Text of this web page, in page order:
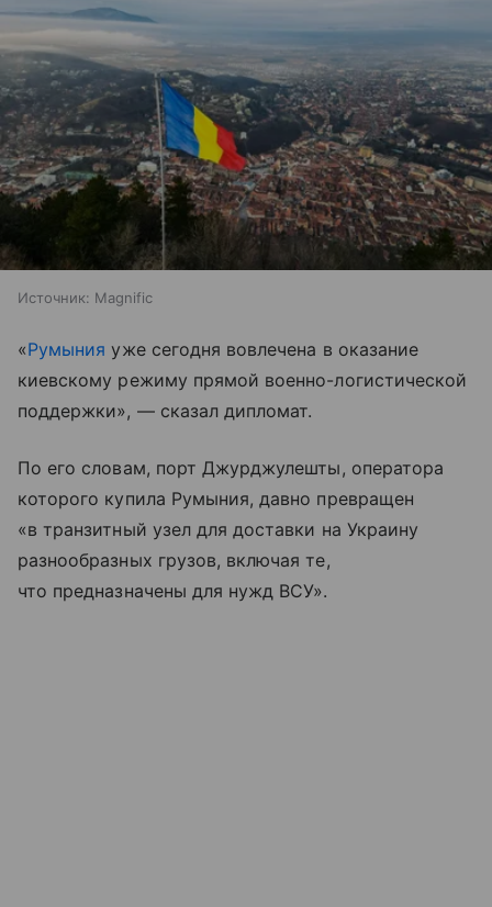
Источник: Magnific
«Румыния уже сегодня вовлечена в оказание
киевскому режиму прямой военно-логистической
поддержки», — сказал дипломат.
По его словам, порт Джурджулешты, оператора
которого купила Румыния, давно превращен
«в транзитный узел для доставки на Украину
разнообразных грузов, включая те,
что предназначены для нужд ВСУ».